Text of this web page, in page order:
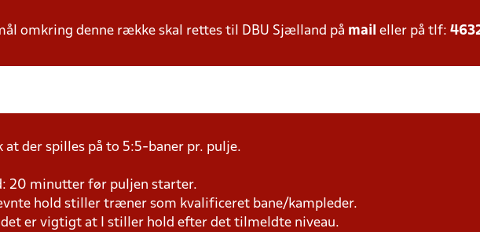
omkring denne række skal rettes til DBU Sjælland på mail eller på tlf:
at der spilles på to 5:5-baner pr. pulje.
20 minutter før puljen starter.
hold stiller træner som kvalificeret bane/kampleder.
det er vigtigt at I stiller hold efter det tilmeldte niveau.